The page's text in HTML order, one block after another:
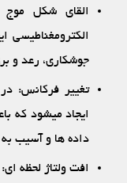
القای شکل موج
الکترومغناطیسی
جوشکاری، رعد و
تغییر فرکانس:
ایجاد می‏شود که
داده ‏ها و آسیب
افت ولتاژ لحظه